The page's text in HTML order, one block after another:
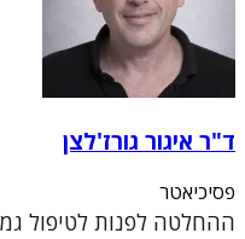
ד"ר איגור גורז'לצן
פסיכיאטר
ההחלטה לפנות לטיפול